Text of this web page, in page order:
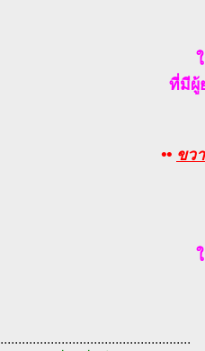
ที่มีผู้
•• ขวา
.....................................................